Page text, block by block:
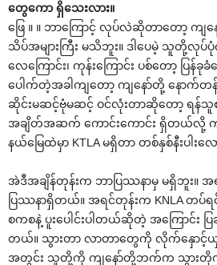
တွေကော ရှိသေးလား။
ဖြေ ။ ။ ဘာကြောင့် လုပ်လဲဆိုတာတော့ က
သိပ်အများကြီး မသိဘူး။ ဒါပေမဲ့ သူတို့လုပ်
လေကြောင်း၊ ကုန်းကြောင်း ပစ်တော့ ပြန်
ပေါက်တဲ့အခါကျတော့ ကျနော်တို့ နော
ဆိုင်းမဆင့်ဗုံမဆင့် ဝင်လုံးတာဆိုတော့ ရန်
အချိတ်အဆက် ကောင်းကောင်း ရှိတယ်လို့
နယ်မြေထဲမှာ KTLA မရှိတာ တစ်နှစ်နီးပါးလ
အဲဒီအချိန်တုန်းက ဘာပြဿနာမှ မရှိဘူး။
ပြဿနာရှိတယ်။ အရင်တုန်းက KNLA တပ်ရ
စကစနဲ့ ပူးပေါင်းပါတယ်ဆိုတဲ့ အကြောင်း
တယ်။ သွားတာ လာတာတွေကို လိုက်နှောင့်
အတွင်း သူတို့ကို ကျနော်တို့ဘက်က သွားတိုက်